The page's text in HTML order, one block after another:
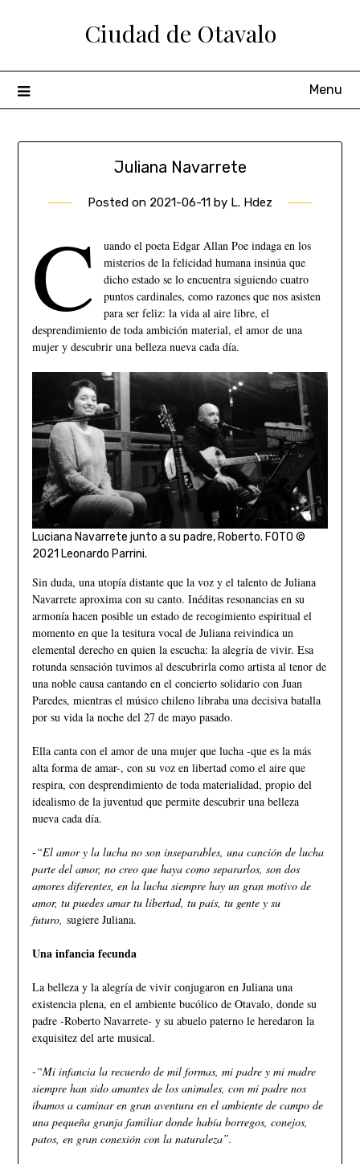
Ciudad de Otavalo
Menu
Juliana Navarrete
Posted on 2021-06-11 by L. Hdez
C
uando el poeta Edgar Allan Poe indaga en los
misterios de la felicidad humana insinúa que
dicho estado se lo encuentra siguiendo cuatro
puntos cardinales, como razones que nos asisten
para ser feliz: la vida al aire libre, el
desprendimiento de toda ambición material, el amor de una
mujer y descubrir una belleza nueva cada día.
Luciana Navarrete junto a su padre, Roberto. FOTO ©
2021 Leonardo Parrini.
Sin duda, una utopía distante que la voz y el talento de Juliana
Navarrete aproxima con su canto. Inéditas resonancias en su
armonía hacen posible un estado de recogimiento espiritual el
momento en que la tesitura vocal de Juliana reivindica un
elemental derecho en quien la escucha: la alegría de vivir. Esa
rotunda sensación tuvimos al descubrirla como artista al tenor de
una noble causa cantando en el concierto solidario con Juan
Paredes, mientras el músico chileno libraba una decisiva batalla
por su vida la noche del 27 de mayo pasado.
Ella canta con el amor de una mujer que lucha -que es la más
alta forma de amar-, con su voz en libertad como el aire que
respira, con desprendimiento de toda materialidad, propio del
idealismo de la juventud que permite descubrir una belleza
nueva cada día.
-“El amor y la lucha no son inseparables, una canción de lucha
parte del amor, no creo que haya como separarlos, son dos
amores diferentes, en la lucha siempre hay un gran motivo de
amor, tu puedes amar tu libertad, tu país, tu gente y su
futuro, sugiere Juliana.
Una infancia fecunda
La belleza y la alegría de vivir conjugaron en Juliana una
existencia plena, en el ambiente bucólico de Otavalo, donde su
padre -Roberto Navarrete- y su abuelo paterno le heredaron la
exquisitez del arte musical.
-“Mi infancia la recuerdo de mil formas, mi padre y mi madre
siempre han sido amantes de los animales, con mi padre nos
íbamos a caminar en gran aventura en el ambiente de campo de
una pequeña granja familiar donde había borregos, conejos,
patos, en gran conexión con la naturaleza”.